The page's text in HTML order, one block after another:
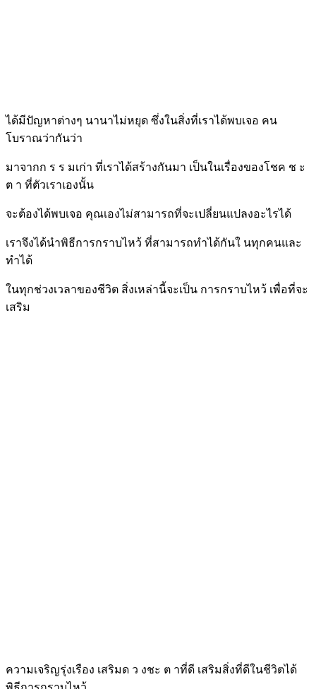
ได้มีปัญหาต่างๆ นานาไม่หยุด ซึ่งในสิ่งที่เราได้พบเจอ คน
โบราณว่ากันว่า
มาจากก ร ร มเก่า ที่เราได้สร้างกันมา เป็นในเรื่องของโชค ช ะ
ต า ที่ตัวเราเองนั้น
จะต้องได้พบเจอ คุณเองไม่สามารถที่จะเปลี่ยนแปลงอะไรได้
เราจึงได้นำพิธีการกราบไหว้ ที่สามารถทำได้กันใ นทุกคนและ
ทำได้
ในทุกช่วงเวลาของชีวิต สิ่งเหล่านี้จะเป็น การกราบไหว้ เพื่อที่จะ
เสริม
ความเจริญรุ่งเรือง เสริมด ว งชะ ต าที่ดี เสริมสิ่งที่ดีในชีวิตได้